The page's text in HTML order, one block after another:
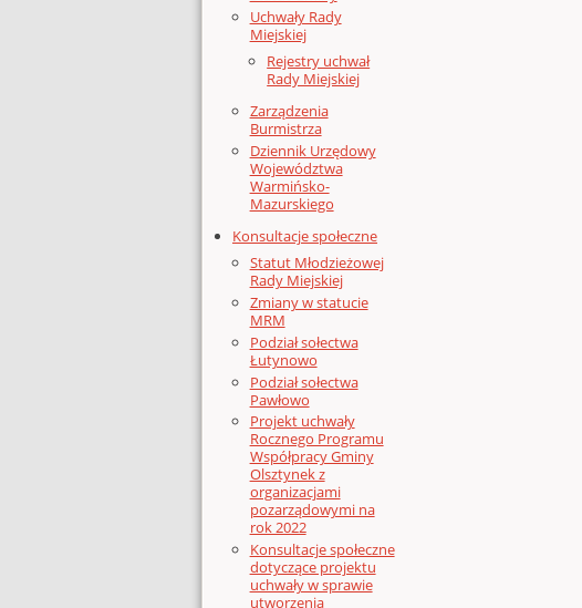
Uchwały Rady
Miejskiej
Rejestry uchwał
Rady Miejskiej
Zarządzenia
Burmistrza
Dziennik Urzędowy
Województwa
Warmińsko-
Mazurskiego
Konsultacje społeczne
Statut Młodzieżowej
Rady Miejskiej
Zmiany w statucie
MRM
Podział sołectwa
Łutynowo
Podział sołectwa
Pawłowo
Projekt uchwały
Rocznego Programu
Współpracy Gminy
Olsztynek z
organizacjami
pozarządowymi na
rok 2022
Konsultacje społeczne
dotyczące projektu
uchwały w sprawie
utworzenia